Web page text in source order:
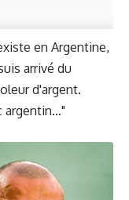
en Argentine,
arrivé du
d'argent.
argentin…"